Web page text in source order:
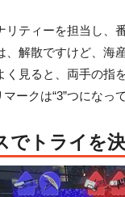
リティーを担当し、
、解散ですけど、海
見ると、両手の指
ークは“3”つになっ
でトライを